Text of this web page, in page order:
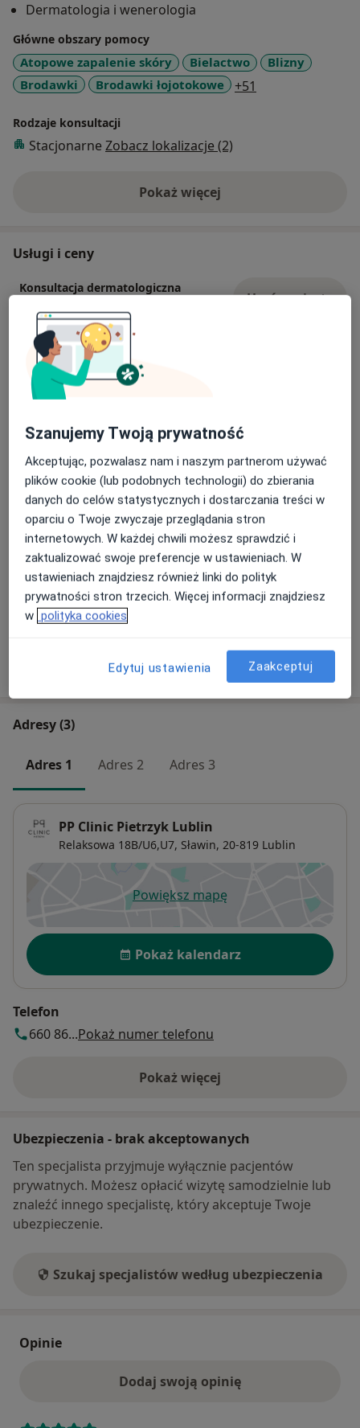
Dermatologia i wenerologia
Główne obszary pomocy
Atopowe zapalenie skóry Bielactwo
Blizny
Brodawki
Brodawki łojotokowe +51
Rodzaje konsultacji
Stacjonarne Zobacz lokalizacje (2)
Pokaż więcejo doświadczeniu
Usługi i ceny
Konsultacja dermatologiczna
250 zł Szczegóły Umów wizytę
Badanie skóry (dermatoskopia)
300 zł Szczegóły
Laserowe usuwanie włókniaków
Od 300 zł Szczegóły
Laserowe usuwanie zmian skórnych
Od 300 zł Szczegóły Umów wizytę
Biopsja skóry wraz z badaniem histopatologicznym
450 zł Szczegóły
+ 4 usługi
W jaki sposób ustalane są ceny?
Adresy (3)
Adres 1 Adres 2 Adres 3
PP Clinic Pietrzyk Lublin
Relaksowa 18B/U6,U7, Sławin, 20-819 Lublin
Powiększ mapęotwiera się w nowej karcie
Dostępność
Pokaż kalendarz
Telefon
660 86...Pokaż numer telefonu
Pokaż więcej
o adresie
Ubezpieczenia - brak akceptowanych
Ten specjalista przyjmuje wyłącznie pacjentów
prywatnych. Możesz opłacić wizytę samodzielnie lub
znaleźć innego specjalistę, który akceptuje Twoje
ubezpieczenie.
Szukaj specjalistów według ubezpieczenia
Opinie
Dodaj swoją opinię
Szanujemy Twoją prywatność
Akceptując, pozwalasz nam i naszym partnerom używać
plików cookie (lub podobnych technologii) do zbierania
danych do celów statystycznych i dostarczania treści w
oparciu o Twoje zwyczaje przeglądania stron
internetowych. W każdej chwili możesz sprawdzić i
zaktualizować swoje preferencje w ustawieniach. W
ustawieniach znajdziesz również linki do polityk
prywatności stron trzecich. Więcej informacji znajdziesz
w polityka cookies
Edytuj ustawienia Zaakceptuj